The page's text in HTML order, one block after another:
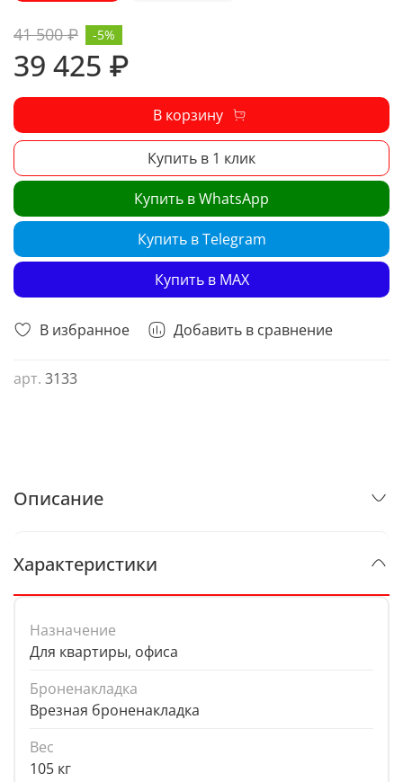
В избранное Добавить в сравнение
арт. 3133
41 500 ₽
39 425 ₽
-5%
В корзину
Купить в 1 клик
Купить в WhatsApp
Купить в Telegram
Купить в MAX
Описание
Характеристики
Назначение
Для квартиры, офиса
Броненакладка
Врезная броненакладка
Вес
105 кг